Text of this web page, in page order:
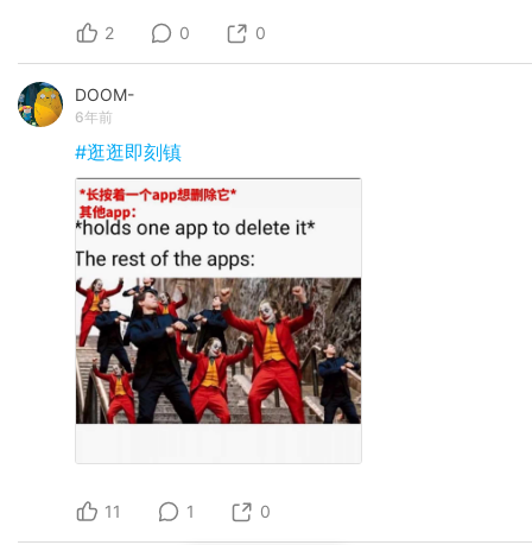
2 0 0
DOOM-
6年前
#逛逛即刻镇
11 1 0